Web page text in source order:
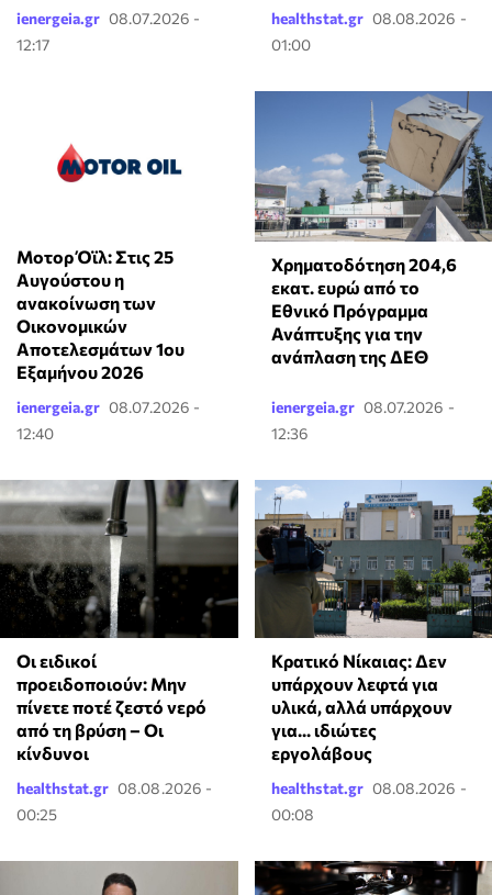
ienergeia.gr 08.07.2026 -
12:17
healthstat.gr 08.08.2026 -
01:00
Μοτορ Όϊλ: Στις 25
Αυγούστου η
ανακοίνωση των
Οικονομικών
Αποτελεσμάτων 1ου
Εξαμήνου 2026
ienergeia.gr 08.07.2026 -
12:40
Χρηματοδότηση 204,6
εκατ. ευρώ από το
Εθνικό Πρόγραμμα
Ανάπτυξης για την
ανάπλαση της ΔΕΘ
ienergeia.gr 08.07.2026 -
12:36
Οι ειδικοί
προειδοποιούν: Μην
πίνετε ποτέ ζεστό νερό
από τη βρύση – Οι
κίνδυνοι
healthstat.gr 08.08.2026 -
00:25
Κρατικό Νίκαιας: Δεν
υπάρχουν λεφτά για
υλικά, αλλά υπάρχουν
για... ιδιώτες
εργολάβους
healthstat.gr 08.08.2026 -
00:08